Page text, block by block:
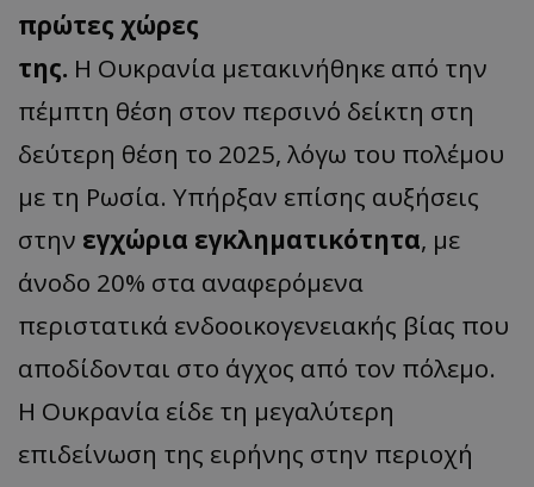
πρώτες χώρες
της. Η Ουκρανία μετακινήθηκε από την
πέμπτη θέση στον περσινό δείκτη στη
δεύτερη θέση το 2025, λόγω του πολέμου
με τη Ρωσία. Υπήρξαν επίσης αυξήσεις
στην εγχώρια εγκληματικότητα, με
άνοδο 20% στα αναφερόμενα
περιστατικά ενδοοικογενειακής βίας που
αποδίδονται στο άγχος από τον πόλεμο.
Η Ουκρανία είδε τη μεγαλύτερη
επιδείνωση της ειρήνης στην περιοχή